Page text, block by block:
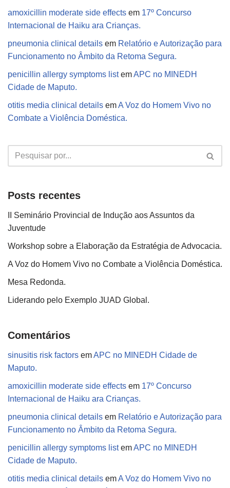
amoxicillin moderate side effects em 17º Concurso
Internacional de Haiku ara Crianças.
pneumonia clinical details em Relatório e Autorização para
Funcionamento no Âmbito da Retoma Segura.
penicillin allergy symptoms listemAPC no MINEDH
Cidade de Maputo.
otitis media clinical details emA Voz do Homem Vivo no
Combate a Violência Doméstica.
Posts recentes
II Seminário Provincial de Indução aos Assuntos da
Juventude
Workshop sobre a Elaboração da Estratégia de Advocacia.
A Voz do Homem Vivo no Combate a Violência Doméstica.
Mesa Redonda.
Liderando pelo Exemplo JUAD Global.
Comentários
sinusitis risk factors emAPC no MINEDH Cidade de
Maputo.
amoxicillin moderate side effects em 17º Concurso
Internacional de Haiku ara Crianças.
pneumonia clinical details em Relatório e Autorização para
Funcionamento no Âmbito da Retoma Segura.
penicillin allergy symptoms listemAPC no MINEDH
Cidade de Maputo.
otitis media clinical details emA Voz do Homem Vivo no